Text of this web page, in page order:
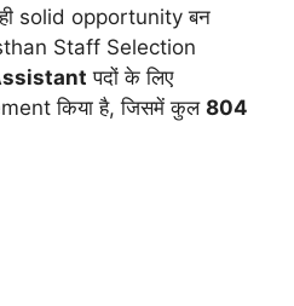
solid opportunity बन
Staff Selection
पदों के लिए
किया है, जिसमें कुल 804